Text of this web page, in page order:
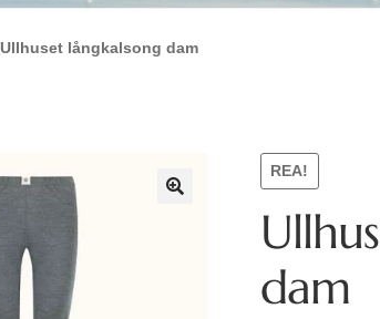
Ullhuset långkalsong dam
REA!
dam